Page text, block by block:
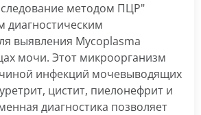
методом ПЦР"
диагностическим
выявления Mycoplasma
мочи. Этот микроорганизм
инфекций мочевыводящих
цистит, пиелонефрит и
диагностика позволяет